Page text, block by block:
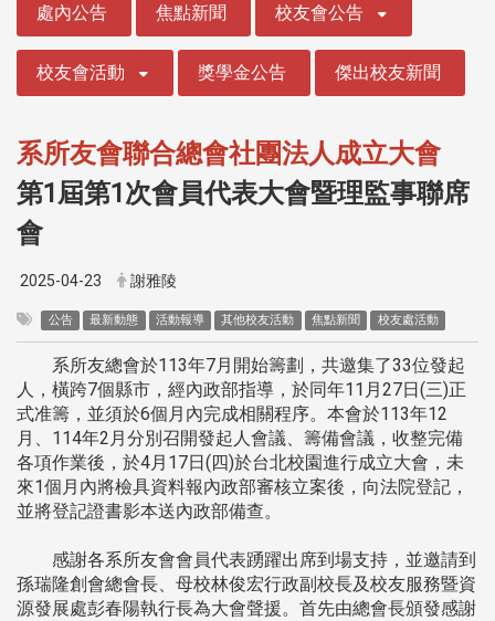
處內公告 焦點新聞 校友會公告
校友會活動 獎學金公告 傑出校友新聞
系所友會聯合總會社團法人成立大會
第1屆第1次會員代表大會暨理監事聯席
會
2025-04-23 謝雅陵
公告 最新動態 活動報導 其他校友活動 焦點新聞 校友處活動
系所友總會於113年7月開始籌劃，共邀集了33位發起
人，橫跨7個縣市，經內政部指導，於同年11月27日(三)正
式准籌，並須於6個月內完成相關程序。本會於113年12
月、114年2月分別召開發起人會議、籌備會議，收整完備
各項作業後，於4月17日(四)於台北校園進行成立大會，未
來1個月內將檢具資料報內政部審核立案後，向法院登記，
並將登記證書影本送內政部備查。
感謝各系所友會會員代表踴躍出席到場支持，並邀請到
孫瑞隆創會總會長、母校林俊宏行政副校長及校友服務暨資
源發展處彭春陽執行長為大會聲援。首先由總會長頒發感謝